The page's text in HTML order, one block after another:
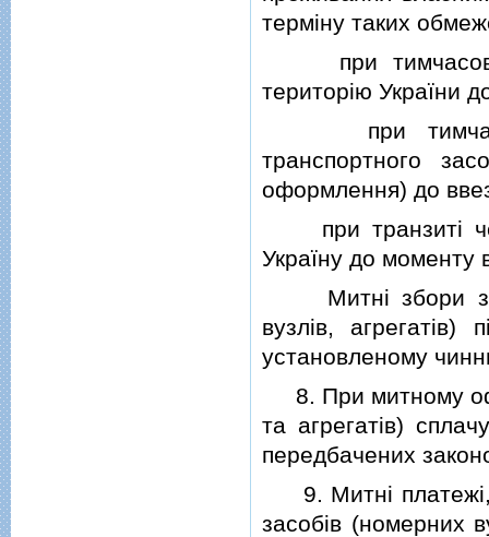
термiну таких
при
територiю України
при
транспортного
оформлення) до
при транзитi
Україну до моменту
Митнi збори за
вузлiв, агрегатiв)
установленому
8. При митному
та агрегатiв)
передбачених
9. Митнi платежi,
засобiв (номерних